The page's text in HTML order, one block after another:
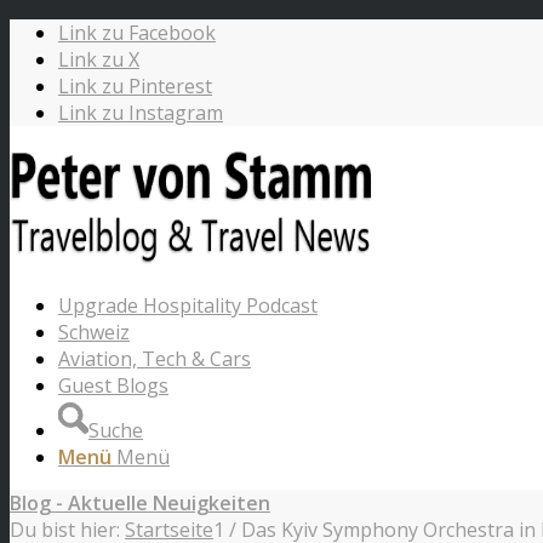
Link zu Facebook
Link zu X
Link zu Pinterest
Link zu Instagram
Upgrade Hospitality Podcast
Schweiz
Aviation, Tech & Cars
Guest Blogs
Suche
Menü Menü
Blog - Aktuelle Neuigkeiten
Du bist hier: Startseite1 / Das Kyiv Symphony Orchestra